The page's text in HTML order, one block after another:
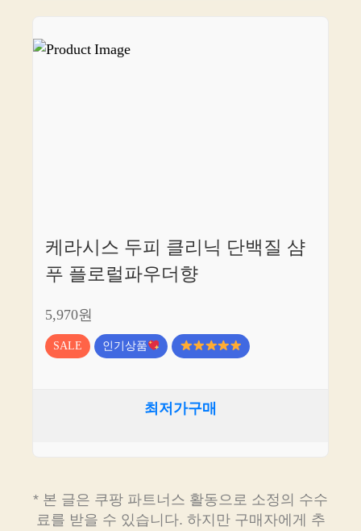
케라시스 두피 클리닉 단백질 샴
푸 플로럴파우더향
5,970원
SALE 인기상품
최저가구매
* 본 글은 쿠팡 파트너스 활동으로 소정의 수수
료를 받을 수 있습니다. 하지만 구매자에게 추